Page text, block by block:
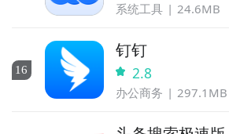
系统工具 24.6MB
16
钉钉
2.8
办公商务 297.1MB